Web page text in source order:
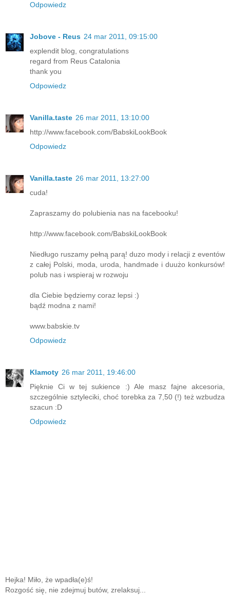
Odpowiedz
Jobove - Reus 24 mar 2011, 09:15:00
explendit blog, congratulations
regard from Reus Catalonia
thank you
Odpowiedz
Vanilla.taste 26 mar 2011, 13:10:00
http://www.facebook.com/BabskiLookBook
Odpowiedz
Vanilla.taste 26 mar 2011, 13:27:00
cuda!
Zapraszamy do polubienia nas na facebooku!
http://www.facebook.com/BabskiLookBook
Niedługo ruszamy pełną parą! duzo mody i relacji z eventów
z całej Polski, moda, uroda, handmade i duużo konkursów!
polub nas i wspieraj w rozwoju
dla Ciebie będziemy coraz lepsi :)
bądź modna z nami!
www.babskie.tv
Odpowiedz
Klamoty 26 mar 2011, 19:46:00
Pięknie Ci w tej sukience :) Ale masz fajne akcesoria,
szczególnie sztyleciki, choć torebka za 7,50 (!) też wzbudza
szacun :D
Odpowiedz
Hejka! Miło, że wpadła(e)ś!
Rozgość się, nie zdejmuj butów, zrelaksuj...